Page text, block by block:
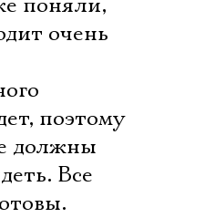
поняли,
очень
поэтому
должны
Все